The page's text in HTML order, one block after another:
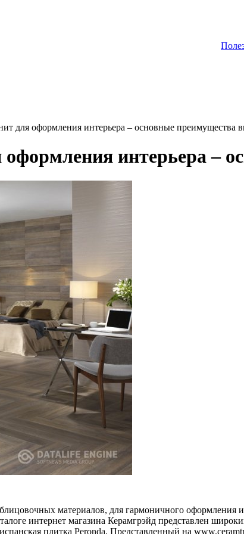
для оформления интерьера – основные преимущества
интерьера –
материалов, для гармоничного оформления
интернет магазина Керамгрэйд представлен
плитка Peronda. Представленный на